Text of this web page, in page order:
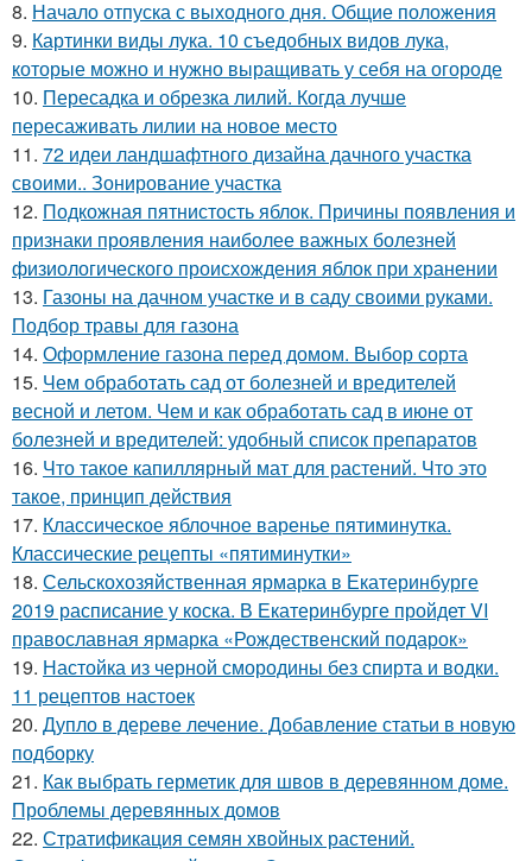
8. Начало отпуска с выходного дня. Общие положения
9. Картинки виды лука. 10 съедобных видов лука,
которые можно и нужно выращивать у себя на огороде
10. Пересадка и обрезка лилий. Когда лучше
пересаживать лилии на новое место
11. 72 идеи ландшафтного дизайна дачного участка
своими.. Зонирование участка
12. Подкожная пятнистость яблок. Причины появления и
признаки проявления наиболее важных болезней
физиологического происхождения яблок при хранении
13. Газоны на дачном участке и в саду своими руками.
Подбор травы для газона
14. Оформление газона перед домом. Выбор сорта
15. Чем обработать сад от болезней и вредителей
весной и летом. Чем и как обработать сад в июне от
болезней и вредителей: удобный список препаратов
16. Что такое капиллярный мат для растений. Что это
такое, принцип действия
17. Классическое яблочное варенье пятиминутка.
Классические рецепты «пятиминутки»
18. Сельскохозяйственная ярмарка в Екатеринбурге
2019 расписание у коска. В Екатеринбурге пройдет VI
православная ярмарка «Рождественский подарок»
19. Настойка из черной смородины без спирта и водки.
11 рецептов настоек
20. Дупло в дереве лечение. Добавление статьи в новую
подборку
21. Как выбрать герметик для швов в деревянном доме.
Проблемы деревянных домов
22. Стратификация семян хвойных растений.